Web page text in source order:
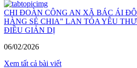
CHI ĐOÀN CÔNG AN XÃ BÁC ÁI
HÀNG SẺ CHIA" LAN TỎA YÊU
ĐIỀU GIẢN DỊ
06/02/2026
Xem tất cả bài viết